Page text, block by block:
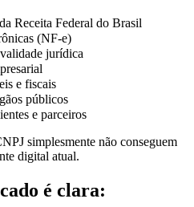
Receita Federal do Brasil
(NF-e)
jurídica
e fiscais
públicos
e parceiros
simplesmente não conseguem
digital atual.
é clara: